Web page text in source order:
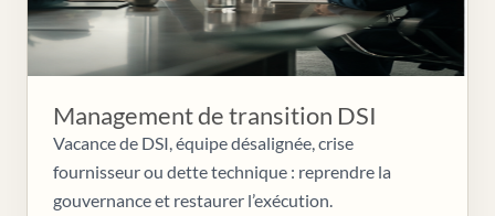
Management de transition DSI
Vacance de DSI, équipe désalignée, crise
fournisseur ou dette technique : reprendre la
gouvernance et restaurer l’exécution.